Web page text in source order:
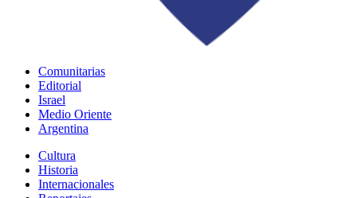
Comunitarias
Editorial
Israel
Medio Oriente
Argentina
Cultura
Historia
Internacionales